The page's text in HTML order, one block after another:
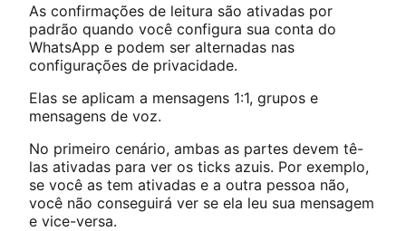
As confirmações de leitura são ativadas por
padrão quando você configura sua conta do
WhatsApp e podem ser alternadas nas
configurações de privacidade.
Elas se aplicam a mensagens 1:1, grupos e
mensagens de voz.
No primeiro cenário, ambas as partes devem tê-
las ativadas para ver os ticks azuis. Por exemplo,
se você as tem ativadas e a outra pessoa não,
você não conseguirá ver se ela leu sua mensagem
e vice-versa.